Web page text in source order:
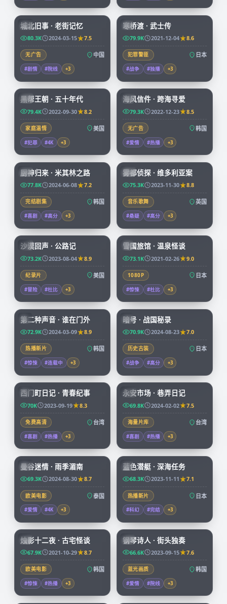
CN
99:17
城北旧事 · 老街记忆
80.3K 2024-03-15 7.5
无广告 中国
#剧情 #院线 +3
JP
99:29
寒桥渡 · 武士传
79.9K 2021-12-04 8.6
犯罪警匪 日本
#战争 #独播 +3
CN
黑帮王朝 · 五十年代
79.4K 2022-09-30 8.2
家庭温情 美国
#犯罪 #4K +3
KR
海风信件 · 跨海寻爱
79.3K 2022-12-23 8.5
无广告 韩国
#爱情 #热播 +3
KR
58:31
厨神归来 · 米其林之路
77.8K 2024-06-08 7.2
完结剧集 韩国
#喜剧 #高分 +3
CN
68:22
雾都侦探 · 维多利亚案
75.3K 2023-11-30 8.8
音乐歌舞 英国
#悬疑 #高分 +3
CN
沙漠回声 · 公路记
73.2K 2023-08-04 8.9
纪录片 美国
#冒险 #杜比 +3
JP
雪国旅馆 · 温泉怪谈
73.1K 2021-02-26 9.0
1080P 日本
#惊悚 #杜比 +3
KR
72:34
第二种声音 · 谁在门外
72.9K 2024-03-09 8.9
热播新片 韩国
#惊悚 #连载中 +3
JP
99:04
暗号 · 战国秘录
70.9K 2024-08-23 7.0
历史古装 日本
#战争 #高分 +3
TW
西门町日记 · 青春纪事
70K 2023-09-19 8.3
免费高清 台湾
#喜剧 #热播 +3
TW
永安市场 · 巷弄日记
69.8K 2024-02-02 7.5
海量片库 台湾
#喜剧 #热播 +3
CN
99:03
曼谷迷情 · 雨季湄南
69.3K 2024-08-30 8.7
欧美电影 泰国
#爱情 #4K +3
JP
45:53
蓝色潜艇 · 深海任务
68.3K 2023-11-11 7.1
热播新片 日本
#科幻 #完结 +3
KR
烛影十二夜 · 古宅怪谈
67.9K 2021-10-29 8.7
欧美电影 韩国
#惊悚 #热播 +3
KR
钢琴诗人 · 街头独奏
66.6K 2023-09-15 7.6
蓝光画质 韩国
#爱情 #院线 +3
66:08 50:05